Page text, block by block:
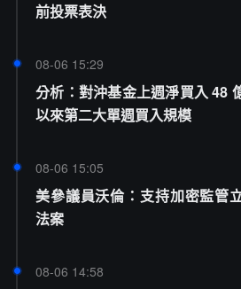
前投票表決
08-06 15:29
分析：對沖基金上週淨買入 48
以來第二大單週買入規模
08-06 15:05
美參議員沃倫：支持加密監管
法案
08-06 14:58